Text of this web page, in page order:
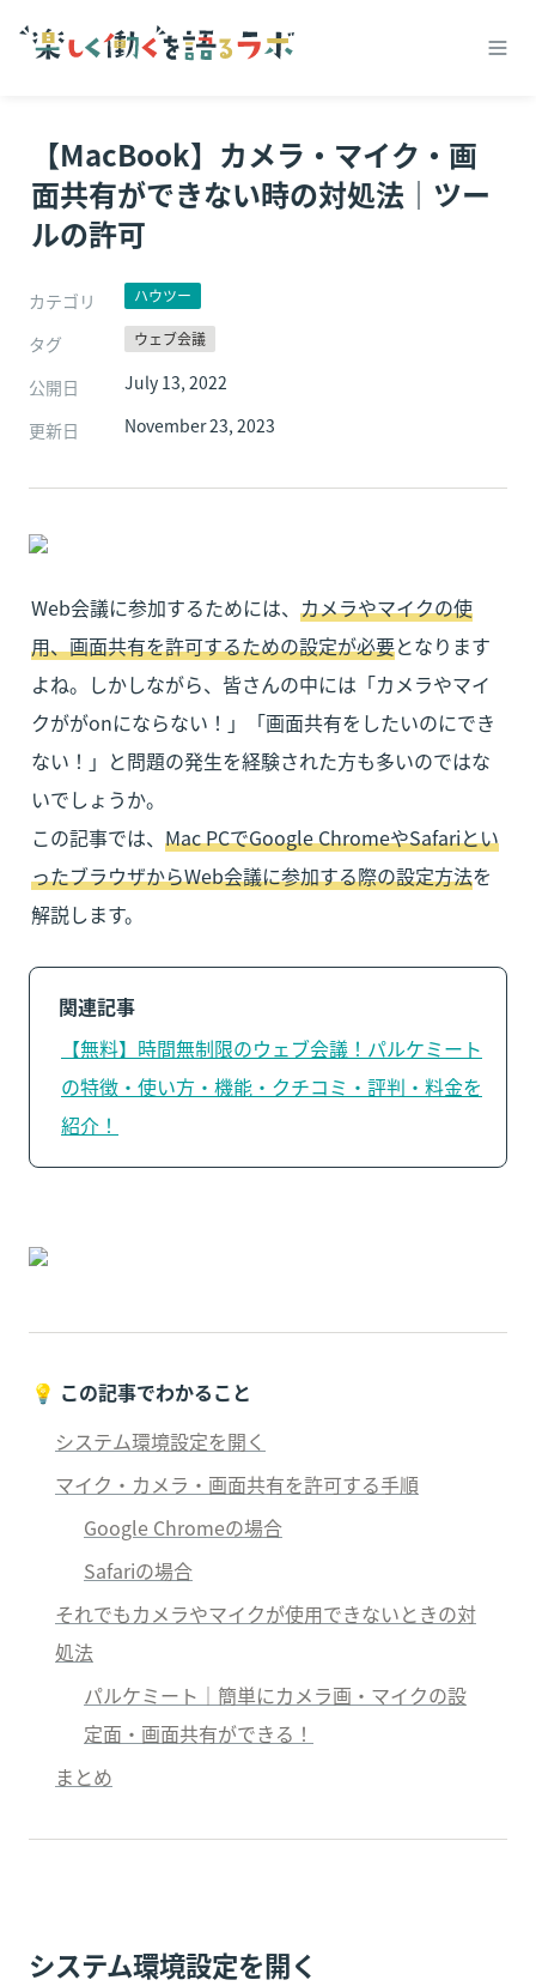
【MacBook】カメラ・マイク・画
面共有ができない時の対処法｜ツー
ルの許可
カテゴリ ハウツー
タグ ウェブ会議
公開日
July 13, 2022
更新日
November 23, 2023
Web会議に参加するためには、 カメラやマイクの使
用、画面共有を許可するための設定が必要となります
よね。しかしながら、皆さんの中には「カメラやマイ
クががonにならない！」「画面共有をしたいのにでき
ない！」と問題の発生を経験された方も多いのではな
いでしょうか。
この記事では、 Mac PCでGoogle ChromeやSafariとい
ったブラウザからWeb会議に参加する際の設定方法を
解説します。
関連記事
【無料】時間無制限のウェブ会議！パルケミート
の特徴・使い方・機能・クチコミ・評判・料金を
紹介！
💡 この記事でわかること
システム環境設定を開く
マイク・カメラ・画面共有を許可する手順
Google Chromeの場合
Safariの場合
それでもカメラやマイクが使用できないときの対
処法
パルケミート｜簡単にカメラ画・マイクの設
定面・画面共有ができる！
まとめ
システム環境設定を開く